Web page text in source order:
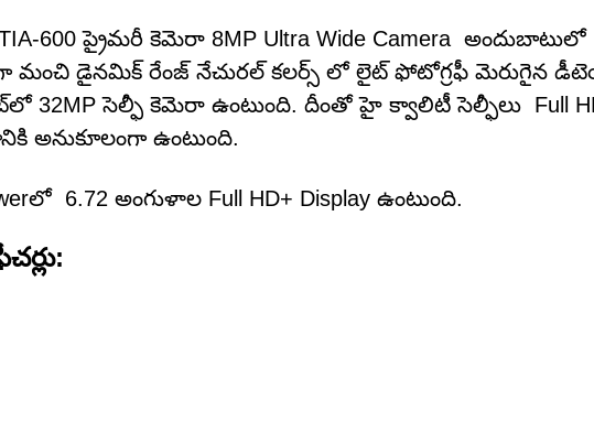
600 ప్రైమరీ కెమెరా 8MP Ultra Wide Camera అందుబాటులో
మంచి డైనమిక్ రేంజ్ నేచురల్ కలర్స్ లో లైట్ ఫోటోగ్రఫీ మెరుగైన
32MP సెల్ఫీ కెమెరా ఉంటుంది. దీంతో హై క్వాలిటీ సెల్ఫీలు Full
ఉంటుంది.
6.72 అంగుళాల Full HD+ Display ఉంటుంది.